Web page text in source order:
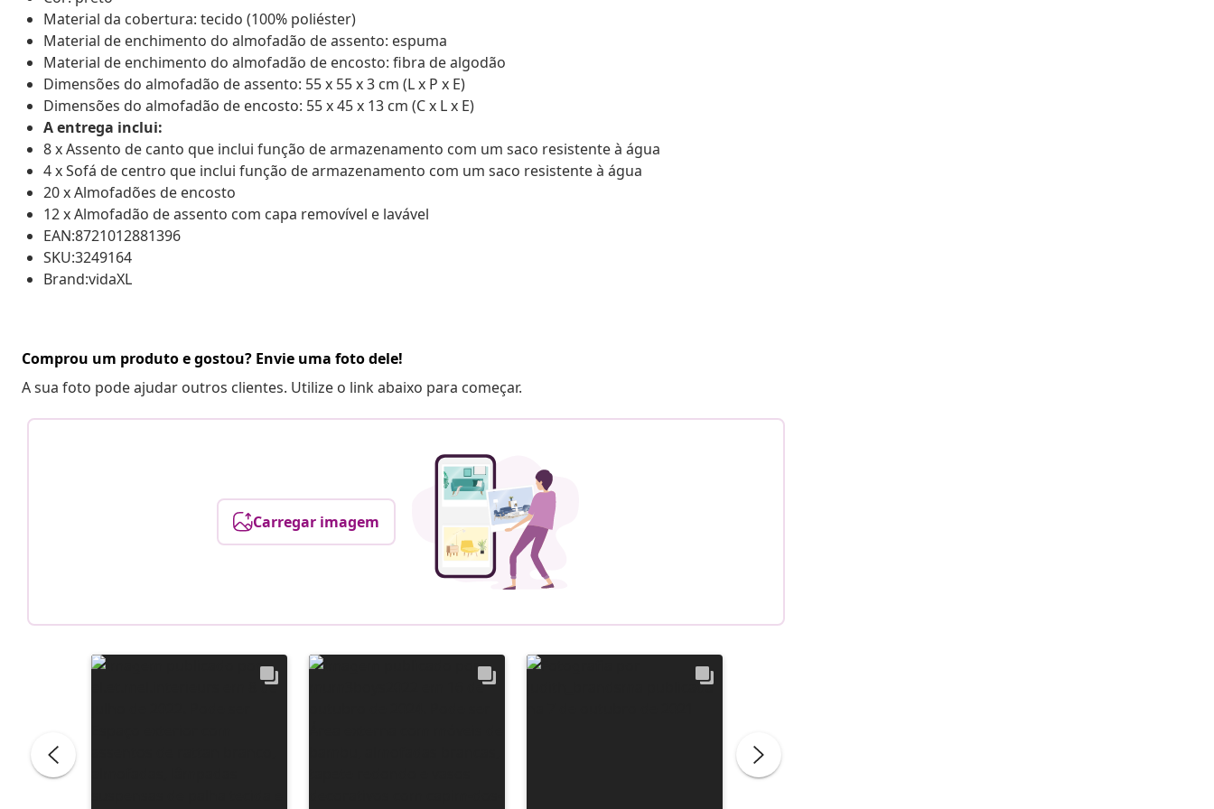
Material da cobertura: tecido (100% poliéster)
Material de enchimento do almofadão de assento: espuma
Material de enchimento do almofadão de encosto: fibra de algodão
Dimensões do almofadão de assento: 55 x 55 x 3 cm (L x P x E)
Dimensões do almofadão de encosto: 55 x 45 x 13 cm (C x L x E)
A entrega inclui:
8 x Assento de canto que inclui função de armazenamento com um saco resistente à água
4 x Sofá de centro que inclui função de armazenamento com um saco resistente à água
20 x Almofadões de encosto
12 x Almofadão de assento com capa removível e lavável
EAN:8721012881396
SKU:3249164
Brand:vidaXL
Comprou um produto e gostou? Envie uma foto dele!
A sua foto pode ajudar outros clientes. Utilize o link abaixo para começar.
Carregar imagem